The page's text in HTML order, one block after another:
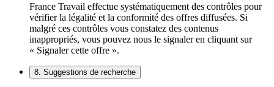
France Travail effectue systématiquement des contrôles pour
vérifier la légalité et la conformité des offres diffusées. Si
malgré ces contrôles vous constatez des contenus
inappropriés, vous pouvez nous le signaler en cliquant sur
« Signaler cette offre ».
8. Suggestions de recherche